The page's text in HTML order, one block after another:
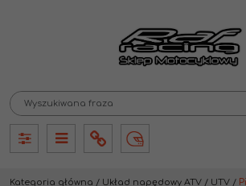
PanelPanelInfo Lang
Kategoria główna / Układ napędowy ATV / UTV /